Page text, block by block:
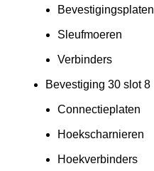
Bevestigingsplaten
Sleufmoeren
Verbinders
Bevestiging 30 slot 8
Connectieplaten
Hoekscharnieren
Hoekverbinders